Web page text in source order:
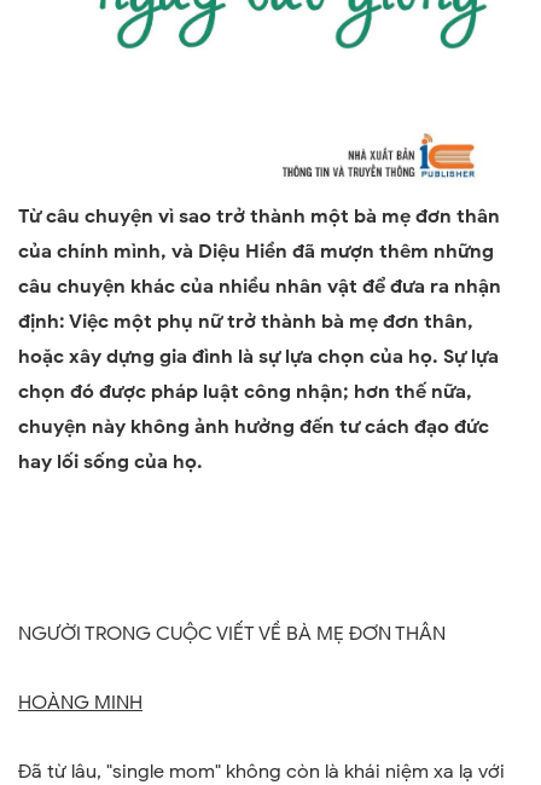
Từ câu chuyện vì sao trở thành một bà mẹ đơn thân
của chính mình, và Diệu Hiền đã mượn thêm những
câu chuyện khác của nhiều nhân vật để đưa ra nhận
định: Việc một phụ nữ trở thành bà mẹ đơn thân,
hoặc xây dựng gia đình là sự lựa chọn của họ. Sự lựa
chọn đó được pháp luật công nhận; hơn thế nữa,
chuyện này không ảnh hưởng đến tư cách đạo đức
hay lối sống của họ.
NGƯỜI TRONG CUỘC VIẾT VỀ BÀ MẸ ĐƠN THÂN
HOÀNG MINH
Đã từ lâu, "single mom" không còn là khái niệm xa lạ với